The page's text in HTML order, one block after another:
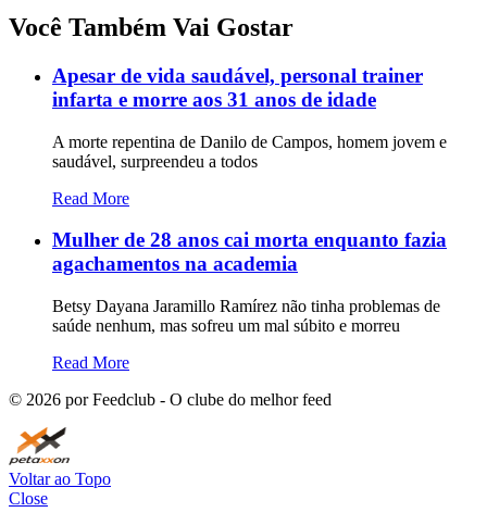
Você Também Vai Gostar
Apesar de vida saudável, personal trainer
infarta e morre aos 31 anos de idade
A morte repentina de Danilo de Campos, homem jovem e
saudável, surpreendeu a todos
Read More
Mulher de 28 anos cai morta enquanto fazia
agachamentos na academia
Betsy Dayana Jaramillo Ramírez não tinha problemas de
saúde nenhum, mas sofreu um mal súbito e morreu
Read More
© 2026 por Feedclub - O clube do melhor feed
Voltar ao Topo
Close